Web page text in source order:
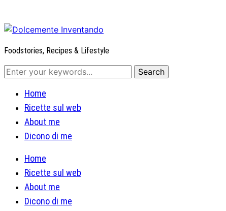
Foodstories, Recipes & Lifestyle
Home
Ricette sul web
About me
Dicono di me
Home
Ricette sul web
About me
Dicono di me